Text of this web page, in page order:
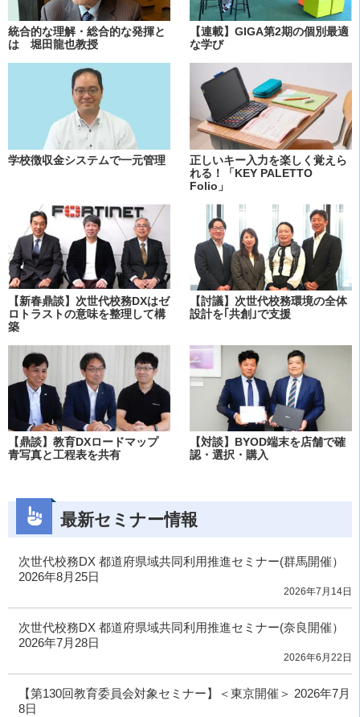
統合的な理解・総合的な発揮と
は 堀田龍也教授
【連載】GIGA第2期の個別最適
な学び
学校徴収金システムで一元管理
正しいキー入力を楽しく覚えら
れる！「KEY PALETTO
Folio」
【新春鼎談】次世代校務DXはゼ
ロトラストの意味を整理して構
築
【討議】次世代校務環境の全体
設計を｢共創｣で支援
【鼎談】教育DXロードマップ
青写真と工程表を共有
【対談】BYOD端末を店舗で確
認・選択・購入
最新セミナー情報
次世代校務DX 都道府県域共同利用推進セミナー(群馬開催）
2026年8月25日
2026年7月14日
次世代校務DX 都道府県域共同利用推進セミナー(奈良開催）
2026年7月28日
2026年6月22日
【第130回教育委員会対象セミナー】＜東京開催＞ 2026年7月
8日